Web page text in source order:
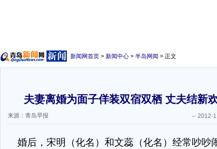
新闻网首页 > 新闻中心 > 半岛网闻 > 正文
夫妻离婚为面子佯装双宿双栖 丈夫结新
来源：青岛早报 -- 2012-
婚后，宋明（化名）和文蕊（化名）经常吵吵